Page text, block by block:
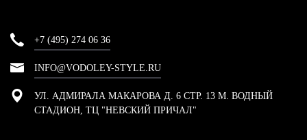
+7 (495) 274 06 36
INFO@VODOLEY-STYLE.RU
УЛ. АДМИРАЛА МАКАРОВА Д. 6 СТР. 13 М. ВОДНЫЙ
СТАДИОН, ТЦ "НЕВСКИЙ ПРИЧАЛ"